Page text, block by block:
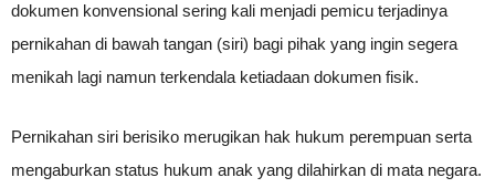
dokumen konvensional sering kali menjadi pemicu terjadinya
pernikahan di bawah tangan (siri) bagi pihak yang ingin segera
menikah lagi namun terkendala ketiadaan dokumen fisik.
Pernikahan siri berisiko merugikan hak hukum perempuan serta
mengaburkan status hukum anak yang dilahirkan di mata negara.